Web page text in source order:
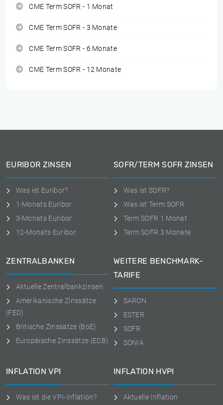
CME Term SOFR - 1 Monat
CME Term SOFR - 3 Monate
CME Term SOFR - 6 Monate
CME Term SOFR - 12 Monate
EURIBOR ZINSEN
Was ist Euribor?
1-Monats Euribor
3-Monats Euribor
12-Monats Euribor
SOFR/TERM SOFR ZINSEN
Was ist SOFR?
Was ist Term SOFR
Term SOFR 1 Monat
Term SOFR 3 Monate
ZENTRALBANKEN
Aktuelle Zentralbankzinsen
Amerikanische Zinssätze
(FED)
Britische Zinssätze (BoE)
Europäische Zinssätze (ECB)
WEITERE BENCHMARK-
TARIFE
SARON
ESTER
SOFR
SONIA
INFLATION VPI
Was ist die VPI-Inflation?
INFLATION HVPI
Aktuelle Inflation